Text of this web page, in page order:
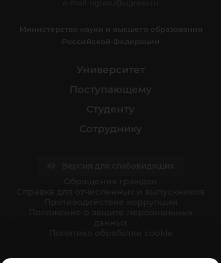
e-mail:
ugrasu@ugrasu.ru
Министерство науки и высшего образования
Российской Федерации
Университет
Поступающему
Студенту
Сотруднику